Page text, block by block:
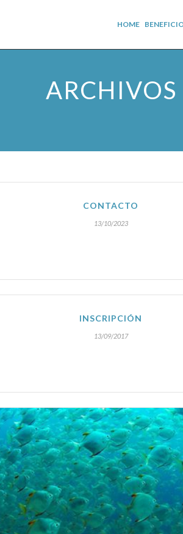
HOME
ARCHIVOS
CONTACTO
13/10/2023
INSCRIPCIÓN
13/09/2017